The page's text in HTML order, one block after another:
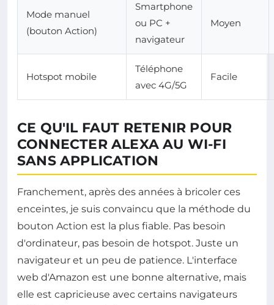
Mode manuel
(bouton Action)
Smartphone
ou PC +
navigateur
Moyen
Hotspot mobile
Téléphone
avec 4G/5G
Facile
CE QU'IL FAUT RETENIR POUR
CONNECTER ALEXA AU WI-FI
SANS APPLICATION
Franchement, après des années à bricoler ces
enceintes, je suis convaincu que la méthode du
bouton Action est la plus fiable. Pas besoin
d'ordinateur, pas besoin de hotspot. Juste un
navigateur et un peu de patience. L'interface
web d'Amazon est une bonne alternative, mais
elle est capricieuse avec certains navigateurs